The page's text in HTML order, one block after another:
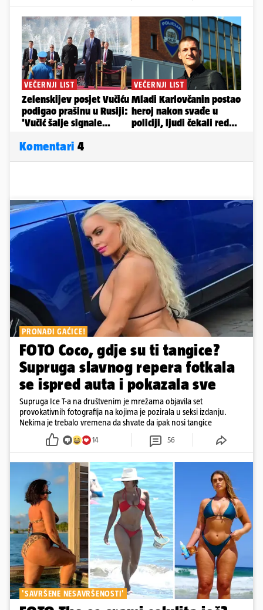
Komentari 4
PRONAĐI GAĆICE!
FOTO Coco, gdje su ti tangice?
Supruga slavnog repera fotkala
se ispred auta i pokazala sve
Supruga Ice T-a na društvenim je mrežama objavila set
provokativnih fotografija na kojima je pozirala u seksi izdanju.
Nekima je trebalo vremena da shvate da ipak nosi tangice
14 56
'SAVRŠENE NESAVRŠENOSTI'